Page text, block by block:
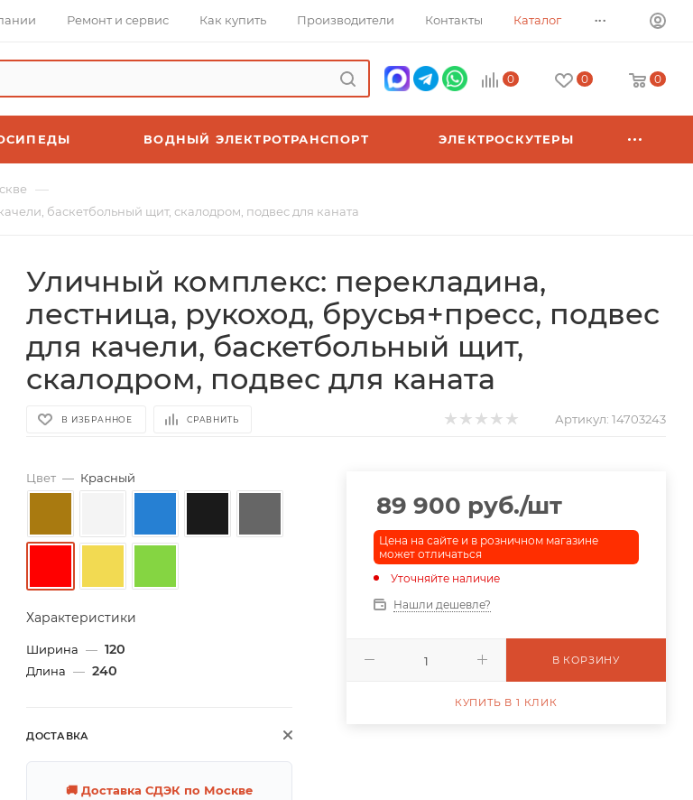
Ремонт и сервис Как купить Производители Контакты Каталог ...
0 0 0
ВОДНЫЙ ЭЛЕКТРОТРАНСПОРТ ЭЛЕКТРОСКУТЕРЫ
—
баскетбольный щит, скалодром, подвес для каната
Уличный комплекс: перекладина,
лестница, рукоход, брусья+пресс, подвес
для качели, баскетбольный щит,
скалодром, подвес для каната
В ИЗБРАННОЕ СРАВНИТЬ Артикул: 14703243
Цвет — Красный
Характеристики
Ширина — 120
Длина — 240
ДОСТАВКА
🚚 Доставка СДЭК по Москве
89 900 руб./шт
Цена на сайте и в розничном магазине
может отличаться
Уточняйте наличие
Нашли дешевле?
В КОРЗИНУ
КУПИТЬ В 1 КЛИК